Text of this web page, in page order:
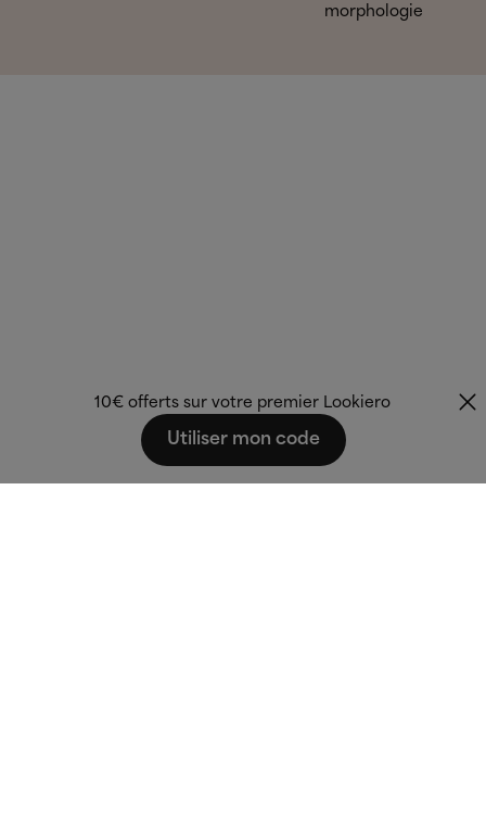
morphologie
10€ offerts sur votre premier Lookiero
Utiliser mon code